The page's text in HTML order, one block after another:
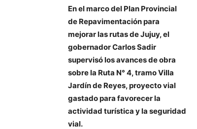
En el marco del Plan Provincial
de Repavimentación para
mejorar las rutas de Jujuy, el
gobernador Carlos Sadir
supervisó los avances de obra
sobre la Ruta N° 4, tramo Villa
Jardín de Reyes, proyecto vial
gastado para favorecer la
actividad turística y la seguridad
vial.